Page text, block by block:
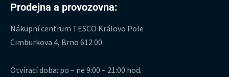
Prodejna a provozovna:
Nákupní centrum TESCO Královo Pole
Cimburkova 4, Brno 612 00
Otvírací doba: po – ne 9:00 – 21:00 hod.